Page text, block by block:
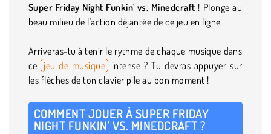
Super Friday Night Funkin' vs. Minedcraft ! Plonge au
beau milieu de l'action déjantée de ce jeu en ligne.
Arriveras-tu à tenir le rythme de chaque musique dans
ce jeu de musique intense ? Tu devras appuyer sur
les flèches de ton clavier pile au bon moment !
COMMENT JOUER À SUPER FRIDAY
NIGHT FUNKIN' VS. MINEDCRAFT ?